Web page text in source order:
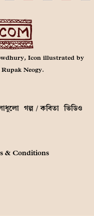
Icon illustrated by
Neogy.
গল্প / কবিতা ভিডিও
& Conditions